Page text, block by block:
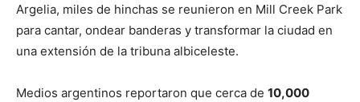
Argelia, miles de hinchas se reunieron en Mill Creek Park
para cantar, ondear banderas y transformar la ciudad en
una extensión de la tribuna albiceleste.
Medios argentinos reportaron que cerca de 10,000